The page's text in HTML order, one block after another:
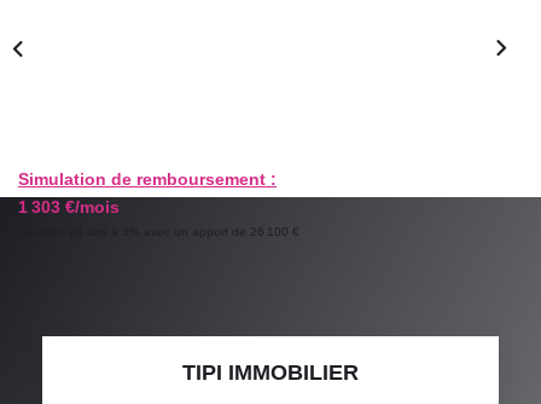
AGENCE
Qui Sommes-Nous
Simulation de remboursement :
1 303 €/mois
pendant 20 ans à 3% avec un apport de 26 100 €
TIPI IMMOBILIER